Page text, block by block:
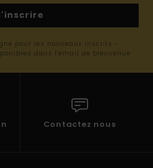
pour les nouveaux inscrits -
dans l'email de bienvenue
Contactez nous